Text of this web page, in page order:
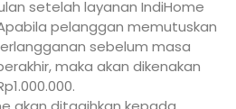
setelah layanan IndiHome
pelanggan memutuskan
sebelum masa
maka akan dikenakan